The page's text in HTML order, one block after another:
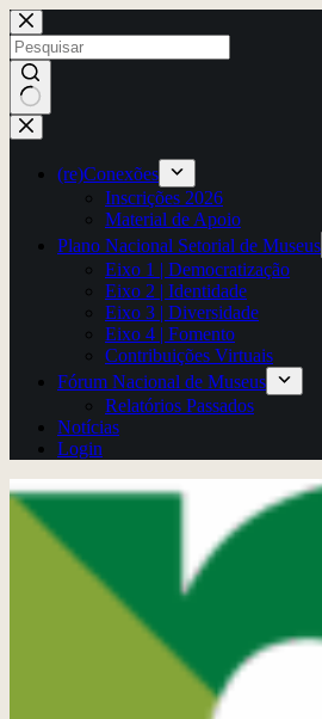
Pular
para
o
conteúdo
Sem
resultados
(re)Conexões
Inscrições 2026
Material de Apoio
Plano Nacional Setorial de Museus
Eixo 1 | Democratização
Eixo 2 | Identidade
Eixo 3 | Diversidade
Eixo 4 | Fomento
Contribuições Virtuais
Fórum Nacional de Museus
Relatórios Passados
Notícias
Login